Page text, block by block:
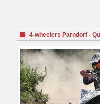
4-wheelers Parndorf -